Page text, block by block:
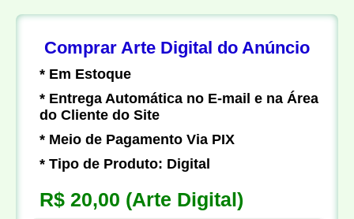
Comprar Arte Digital do Anúncio
* Em Estoque
* Entrega Automática no E-mail e na Área
do Cliente do Site
* Meio de Pagamento Via PIX
* Tipo de Produto: Digital
R$ 20,00 (Arte Digital)